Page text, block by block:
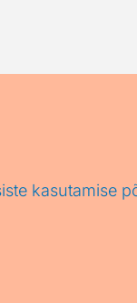
kasutamise